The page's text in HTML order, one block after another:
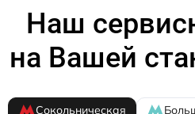
Наш
на Вашей
Сокольническая